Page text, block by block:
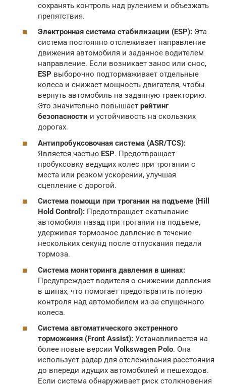
сохранять контроль над рулением и объезжать
препятствия.
Электронная система стабилизации (ESP): Эта
система постоянно отслеживает направление
движения автомобиля и заданное водителем
направление. Если возникает занос или снос,
ESP выборочно подтормаживает отдельные
колеса и снижает мощность двигателя, чтобы
вернуть автомобиль на заданную траекторию.
Это значительно повышает рейтинг
безопасности и устойчивость на скользких
дорогах.
Антипробуксовочная система (ASR/TCS):
Является частью ESP. Предотвращает
пробуксовку ведущих колес при трогании с
места или резком ускорении, улучшая
сцепление с дорогой.
Система помощи при трогании на подъеме (Hill
Hold Control): Предотвращает скатывание
автомобиля назад при трогании на подъеме,
удерживая тормозное давление в течение
нескольких секунд после отпускания педали
тормоза.
Система мониторинга давления в шинах:
Предупреждает водителя о снижении давления
в шинах, что помогает предотвратить потерю
контроля над автомобилем из-за спущенного
колеса.
Система автоматического экстренного
торможения (Front Assist): Устанавливается на
более новые версии Volkswagen Polo. Она
использует радар для отслеживания расстояния
до впереди идущих автомобилей и пешеходов.
Если система обнаруживает риск столкновения